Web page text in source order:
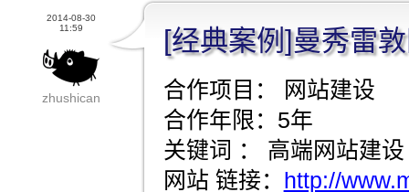
2014-08-30
11:59
zhushican
[经典案例]曼秀雷
合作项目： 网站建设
合作年限：5年
关键词 ： 高端网站建设
网站 链接： http://